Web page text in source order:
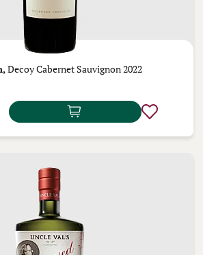
Decoy Cabernet Sauvignon 2022